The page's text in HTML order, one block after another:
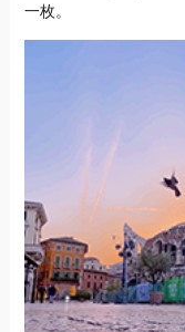
一枚。